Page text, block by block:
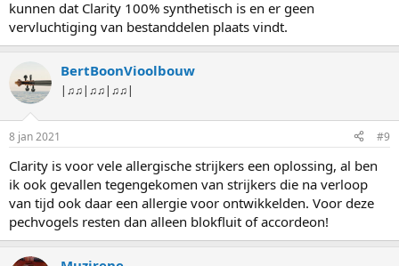
kunnen dat Clarity 100% synthetisch is en er geen
vervluchtiging van bestanddelen plaats vindt.
BertBoonVioolbouw
|♫♫|♫♫|♫♫|
8 jan 2021 #9
Clarity is voor vele allergische strijkers een oplossing, al ben
ik ook gevallen tegengekomen van strijkers die na verloop
van tijd ook daar een allergie voor ontwikkelden. Voor deze
pechvogels resten dan alleen blokfluit of accordeon!